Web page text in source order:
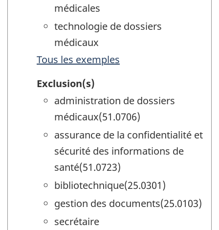
médicales
technologie de dossiers
médicaux
Tous les exemples
Exclusion(s)
administration de dossiers
médicaux(51.0706)
assurance de la confidentialité et
sécurité des informations de
santé(51.0723)
bibliotechnique(25.0301)
gestion des documents(25.0103)
secrétaire